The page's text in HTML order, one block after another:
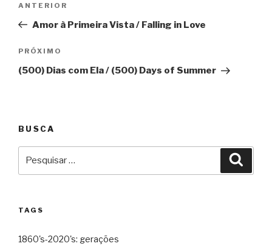
Post
Anterior
ANTERIOR
Amor à Primeira Vista / Falling in Love
Próximo
PRÓXIMO
(500) Dias com Ela / (500) Days of Summer
BUSCA
TAGS
1860's-2020's: gerações